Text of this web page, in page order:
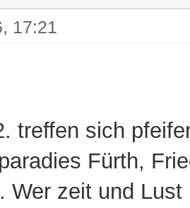
17:21
treffen sich
Fürth,
Wer zeit und